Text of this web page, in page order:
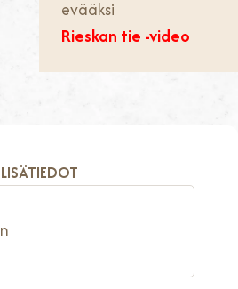
evääksi
Rieskan tie -video
LISÄTIEDOT